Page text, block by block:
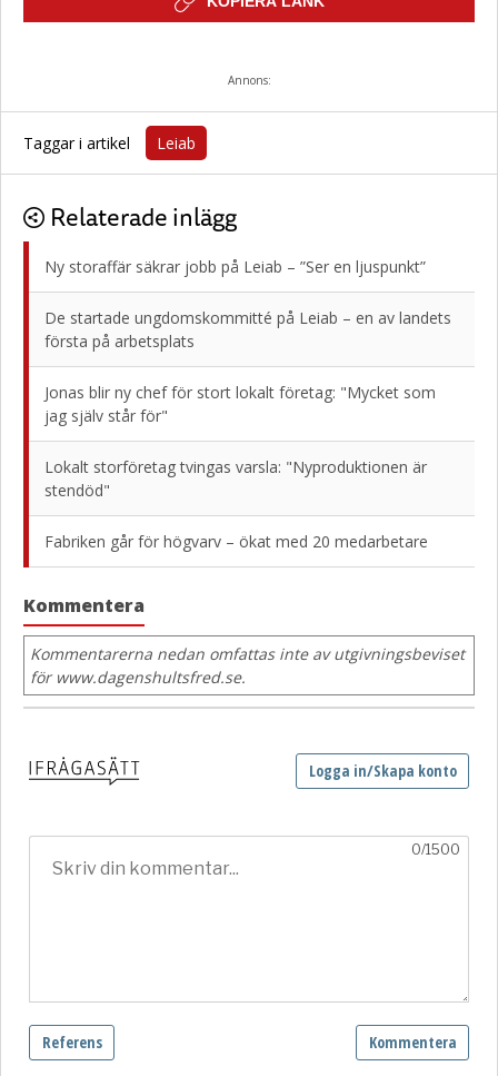
Annons:
Taggar i artikel Leiab
Relaterade inlägg
Ny storaffär säkrar jobb på Leiab – ”Ser en ljuspunkt”
De startade ungdomskommitté på Leiab – en av landets
första på arbetsplats
Jonas blir ny chef för stort lokalt företag: "Mycket som
jag själv står för"
Lokalt storföretag tvingas varsla: "Nyproduktionen är
stendöd"
Fabriken går för högvarv – ökat med 20 medarbetare
Kommentera
Kommentarerna nedan omfattas inte av utgivningsbeviset
för www.dagenshultsfred.se.